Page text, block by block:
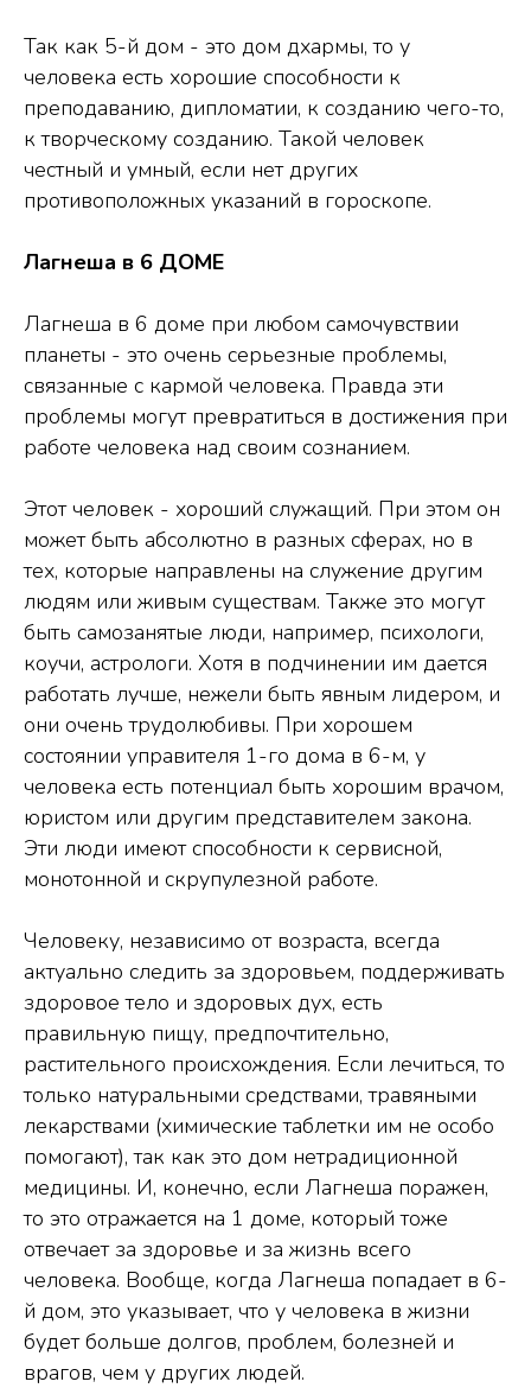
Так как 5-й дом - это дом дхармы, то у
человека есть хорошие способности к
преподаванию, дипломатии, к созданию чего-то,
к творческому созданию. Такой человек
честный и умный, если нет других
противоположных указаний в гороскопе.
Лагнеша в 6 ДОМЕ
Лагнеша в 6 доме при любом самочувствии
планеты - это очень серьезные проблемы,
связанные с кармой человека. Правда эти
проблемы могут превратиться в достижения при
работе человека над своим сознанием.
Этот человек - хороший служащий. При этом он
может быть абсолютно в разных сферах, но в
тех, которые направлены на служение другим
людям или живым существам. Также это могут
быть самозанятые люди, например, психологи,
коучи, астрологи. Хотя в подчинении им дается
работать лучше, нежели быть явным лидером, и
они очень трудолюбивы. При хорошем
состоянии управителя 1-го дома в 6-м, у
человека есть потенциал быть хорошим врачом,
юристом или другим представителем закона.
Эти люди имеют способности к сервисной,
монотонной и скрупулезной работе.
Человеку, независимо от возраста, всегда
актуально следить за здоровьем, поддерживать
здоровое тело и здоровых дух, есть
правильную пищу, предпочтительно,
растительного происхождения. Если лечиться, то
только натуральными средствами, травяными
лекарствами (химические таблетки им не особо
помогают), так как это дом нетрадиционной
медицины. И, конечно, если Лагнеша поражен,
то это отражается на 1 доме, который тоже
отвечает за здоровье и за жизнь всего
человека. Вообще, когда Лагнеша попадает в 6-
й дом, это указывает, что у человека в жизни
будет больше долгов, проблем, болезней и
врагов, чем у других людей.